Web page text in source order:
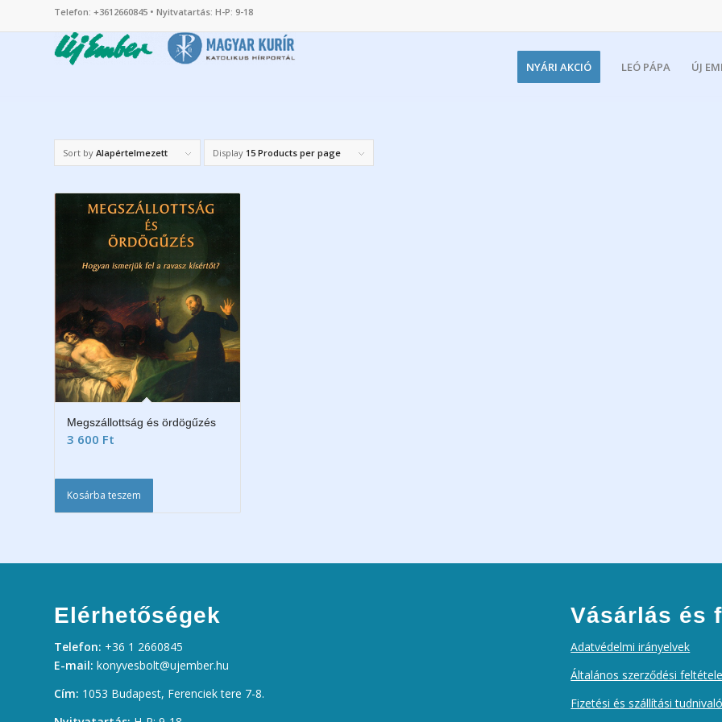
Telefon: +3612660845 • Nyitvatartás: H-P: 9-18
NYÁRI AKCIÓ LEÓ PÁPA ÚJ
Sort by Alapértelmezett Display 15 Products per page
Megszállottság és ördögűzés
3 600 Ft
Kosárba teszem
Elérhetőségek
Telefon: +36 1 2660845
E-mail: konyvesbolt@ujember.hu
Cím: 1053 Budapest, Ferenciek tere 7-8.
Vásárlás és
Adatvédelmi irányelvek
Általános szerződési
Fizetési és szállítási